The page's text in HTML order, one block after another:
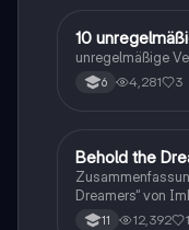
1 Englisch
10
unregelmäßige
6 4,281 3
Englisch
Behold the
Dreamers“ von
11 12,392